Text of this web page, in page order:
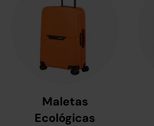
Maletas
Ecológicas